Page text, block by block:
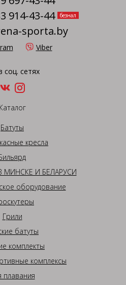
914-43-44
безнал
sporta.by
Viber
соц. сетях
Каталог
Батуты
кресла
МИНСКЕ И БЕЛАРУСИ
оборудование
Грили
батуты
комплекты
комплексы
плавания